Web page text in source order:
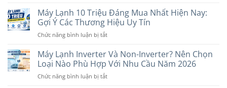
Lạnh
1
Chiều
Và
Chiều
Khác
Thế
Máy Lạnh 10 Triệu Đáng Mua Nhất Hiện Nay:
Gợi Ý Các Thương Hiệu Uy Tín
Chức năng bình luận bị tắtở
Lạnh
10
Triệu
Đáng
Máy Lạnh Inverter Và Non-Inverter? Nên Chọn
Loại Nào Phù Hợp Với Nhu Cầu Năm 2026
Chức năng bình luận bị tắtở